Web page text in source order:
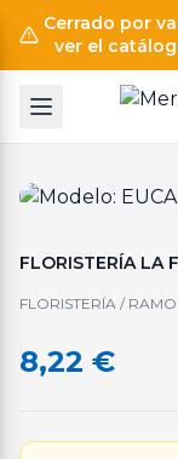
Cerrado por
ver el
FLORISTERÍA LA
FLORISTERÍA /
8,22 €